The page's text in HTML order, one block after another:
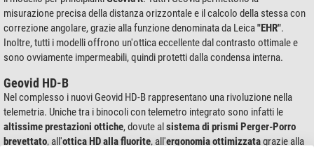
misurazione precisa della distanza orizzontale e il calcolo della stessa con
correzione angolare, grazie alla funzione denominata da Leica"EHR".
Inoltre, tutti i modelli offrono un'ottica eccellente dal contrasto ottimale e
sono ovviamente impermeabili, quindi protetti dalla condensa interna.
Geovid HD-B
Nel complesso i nuovi Geovid HD-B rappresentano una rivoluzione nella
telemetria. Uniche tra i binocoli con telemetro integrato sono infatti le
altissime prestazioni ottiche, dovute alsistema di prismi Perger-Porro
brevettato, all'ottica HD alla fluorite, all'ergonomia ottimizzatagrazie alla